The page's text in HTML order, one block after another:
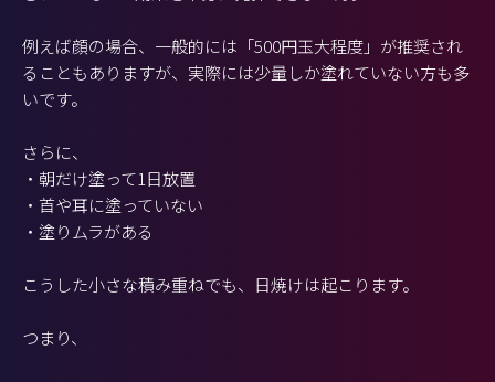
例えば顔の場合、一般的には「500円玉大程度」が推奨され
ることもありますが、実際には少量しか塗れていない方も多
いです。
さらに、
・朝だけ塗って1日放置
・首や耳に塗っていない
・塗りムラがある
こうした小さな積み重ねでも、日焼けは起こります。
つまり、